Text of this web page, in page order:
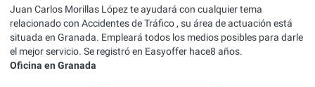
Juan Carlos Morillas López te ayudará con cualquier tema
relacionado con Accidentes de Tráfico , su área de actuación está
situada en Granada. Empleará todos los medios posibles para darle
el mejor servicio. Se registró en Easyoffer hace8 años.
Oficina en Granada